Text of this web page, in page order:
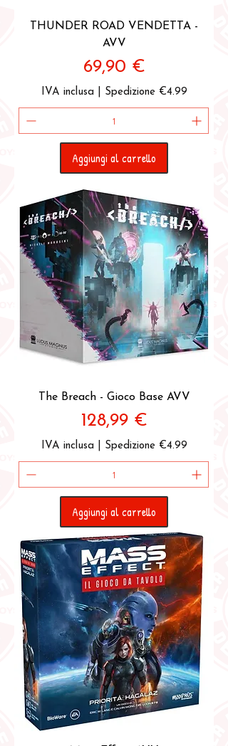
THUNDER ROAD VENDETTA -
AVV
Prezzo
69,90 €
IVA inclusa Spedizione €4.99
Aggiungi al carrello
The Breach - Gioco Base AVV
Prezzo
128,99 €
IVA inclusa Spedizione €4.99
Aggiungi al carrello